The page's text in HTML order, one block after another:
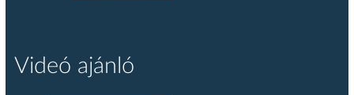
Videó ajánló